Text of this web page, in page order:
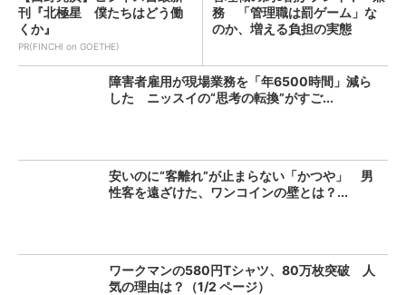
刊『北極星 僕たちはどう働
くか』
PR(FINCHI on GOETHE)
務 「管理職は罰ゲーム」な
のか、増える負担の実態
障害者雇用が現場業務を「年6500時間」減ら
した ニッスイの“思考の転換”がすご...
安いのに“客離れ”が止まらない「かつや」 男
性客を遠ざけた、ワンコインの壁とは？...
ワークマンの580円Tシャツ、80万枚突破 人
気の理由は？（1/2 ページ）